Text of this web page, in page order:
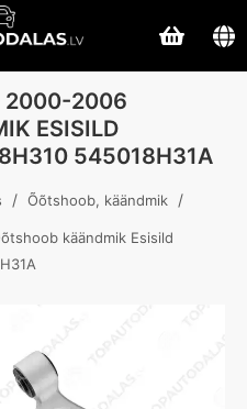
2000-2006
ESISILD
545018H31A
/ Õõtshoob, käändmik /
käändmik Esisild